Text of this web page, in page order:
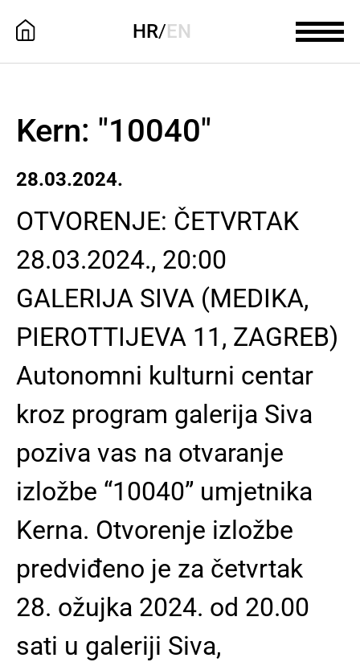
HR/EN
Kern: "10040"
28.03.2024.
OTVORENJE: ČETVRTAK
28.03.2024., 20:00
GALERIJA SIVA (MEDIKA,
PIEROTTIJEVA 11, ZAGREB)
Autonomni kulturni centar
kroz program galerija Siva
poziva vas na otvaranje
izložbe “10040” umjetnika
Kerna. Otvorenje izložbe
predviđeno je za četvrtak
28. ožujka 2024. od 20.00
sati u galeriji Siva,